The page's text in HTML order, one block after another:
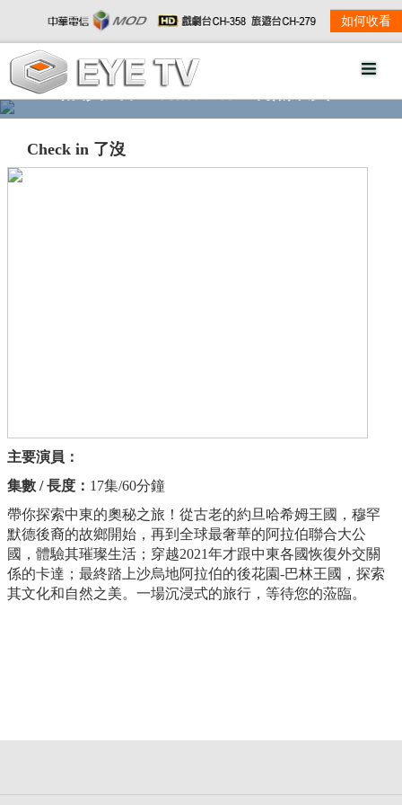
如何收看
精彩影音 劇情大綱
Check in 了沒
主要演員：
集數 / 長度： 17集/60分鐘
帶你探索中東的奧秘之旅！從古老的約旦哈希姆王國，穆罕
默德後裔的故鄉開始，再到全球最奢華的阿拉伯聯合大公
國，體驗其璀璨生活；穿越2021年才跟中東各國恢復外交關
係的卡達；最終踏上沙烏地阿拉伯的後花園-巴林王國，探索
其文化和自然之美。一場沉浸式的旅行，等待您的蒞臨。